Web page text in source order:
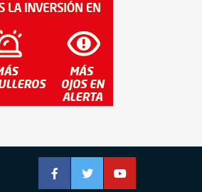
FacebookTwitterYouTube